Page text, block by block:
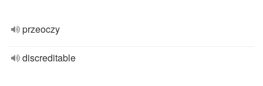
przeoczy
discreditable